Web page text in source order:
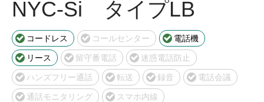
NYC-Si タイプLB
コードレス コールセンター 電話機
リース 留守番電話 迷惑電話防止
ハンズフリー通話 転送 録音 電話会議
通話モニタリング スマホ内線